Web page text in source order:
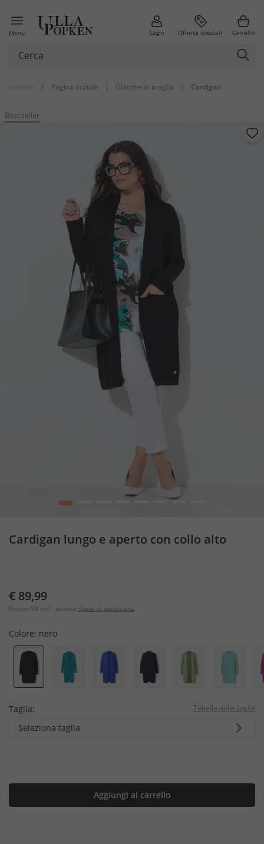
Menu Login Offerte speciali Carrello
| Pagina iniziale | Giacche in maglia | Cardigan
Best seller
1
Cardigan lungo e aperto con collo alto
€ 89,99
Prezzo IVA incl., escluso Spese di spedizione
Colore: nero
Taglia: Tabella delle taglie
Seleziona taglia
Aggiungi al carrello